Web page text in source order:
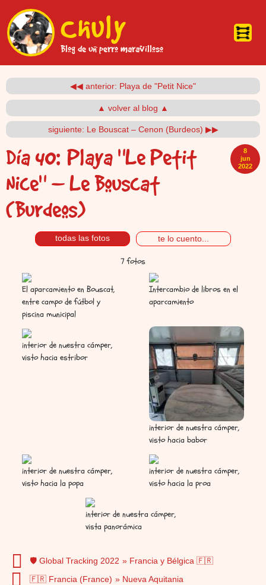
Chuly
Blog de un perro maravilloso
◀◀ anterior: Playa de "Petit Nice"
▲ volver al blog ▲
siguiente: Le Bouscat – Cenon (Burdeos) ▶▶
8
jun
2022
Día 40: Playa "Le Petit
Nice" – Le Bouscat
(Burdeos)
todas las fotos te lo cuento...
7 fotos
El aparcamiento en Bouscat,
entre campo de fútbol y
piscina municipal
Intercambio de libros en el
aparcamiento
interior de nuestra cámper,
visto hacia estribor
interior de nuestra cámper,
visto hacia babor
interior de nuestra cámper,
visto hacia la popa
interior de nuestra cámper,
visto hacia la proa
interior de nuestra cámper,
vista panorámica
🛡️ Global Tracking 2022
Francia y Bélgica 🇫🇷
🇫🇷 Francia (France)
Nueva Aquitania